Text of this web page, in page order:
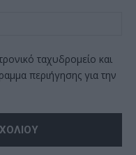
ταχυδρομείο και
περιήγησης για την